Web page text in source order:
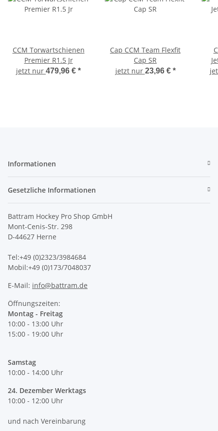
CCM Torwartschienen
Premier R1.5 Jr
jetzt nur 479,96 € *
Cap CCM Team Flexfit
Cap SR
jetzt nur 23,96 € *
Informationen
Gesetzliche Informationen
Battram Hockey Pro Shop GmbH
Mont-Cenis-Str. 298
D-44627 Herne
Tel:+49 (0)2323/3984684
Mobil:+49 (0)173/7048037
E-Mail: info@battram.de
Öffnungszeiten:
Montag - Freitag
10:00 - 13:00 Uhr
15:00 - 19:00 Uhr
Samstag
10:00 - 14:00 Uhr
24. Dezember Werktags
10:00 - 12:00 Uhr
und nach Vereinbarung